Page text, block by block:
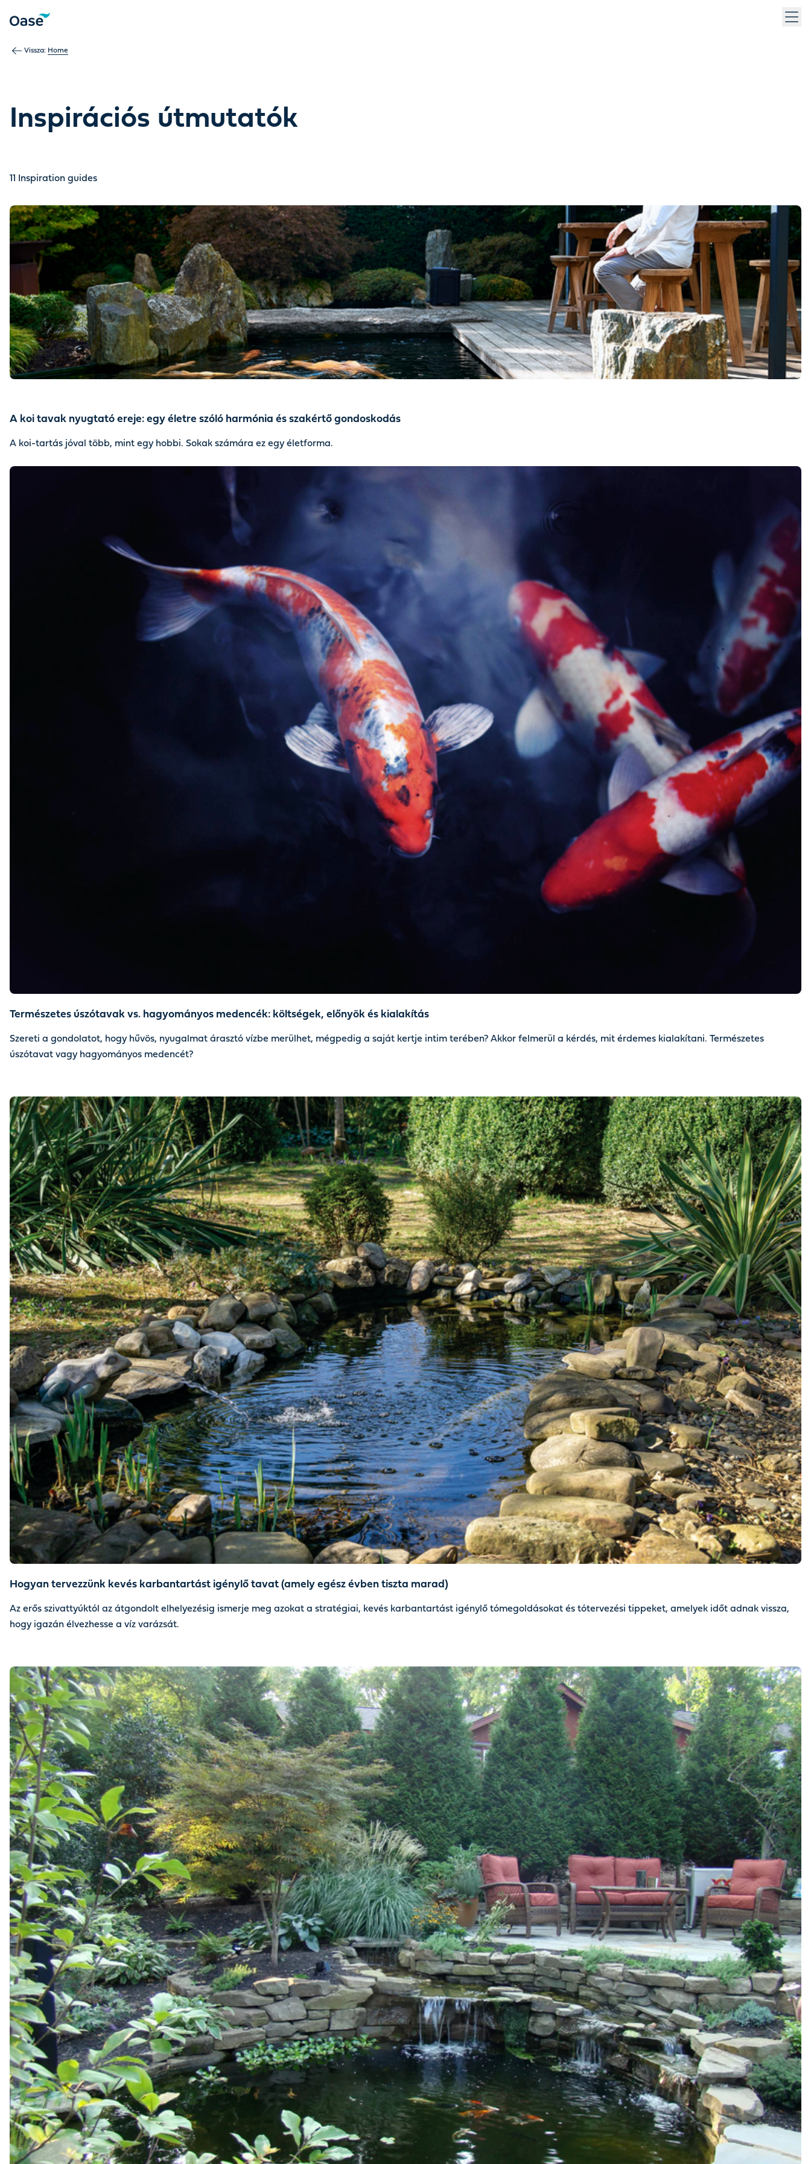
Vissza: Home
Inspirációs útmutatók
Inspiration guides
A koi tavak nyugtató ereje: egy életre szóló harmónia és szakértő gondoskodás
A koi-tartás jóval több, mint egy hobbi. Sokak számára ez egy életforma.
Természetes úszótavak vs. hagyományos medencék: költségek, előnyök és kialakítás
Szereti a gondolatot, hogy hűvös, nyugalmat árasztó vízbe merülhet, mégpedig a saját kertje intim terében? Akkor felmerül a kérdés, mit érdemes kialakítani. Természetes
úszótavat vagy hagyományos medencét?
Hogyan tervezzünk kevés karbantartást igénylő tavat (amely egész évben tiszta marad)
Az erős szivattyúktól az átgondolt elhelyezésig ismerje meg azokat a stratégiai, kevés karbantartást igénylő tómegoldásokat és tótervezési tippeket, amelyek időt adnak vissza,
hogy igazán élvezhesse a víz varázsát.